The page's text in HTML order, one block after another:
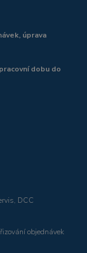
úprava
dobu do
DCC
objednávek